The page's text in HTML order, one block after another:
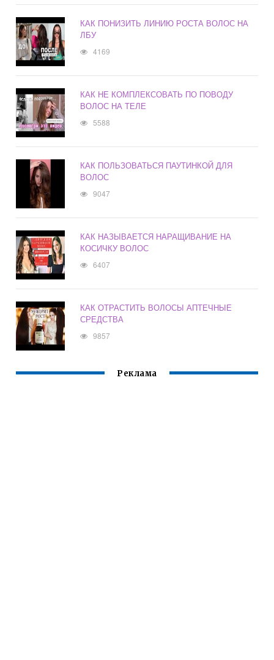
КАК ПОНИЗИТЬ ЛИНИЮ РОСТА ВОЛОС НА
ЛБУ
4169
КАК НЕ КОМПЛЕКСОВАТЬ ПО ПОВОДУ
ВОЛОС НА ТЕЛЕ
5588
КАК ПОЛЬЗОВАТЬСЯ ПАУТИНКОЙ ДЛЯ
ВОЛОС
9047
КАК НАЗЫВАЕТСЯ НАРАЩИВАНИЕ НА
КОСИЧКУ ВОЛОС
6407
КАК ОТРАСТИТЬ ВОЛОСЫ АПТЕЧНЫЕ
СРЕДСТВА
9857
Реклама